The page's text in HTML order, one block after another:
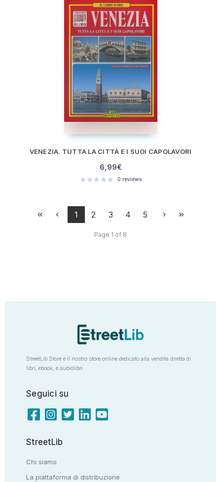
VENEZIA. TUTTA LA CITTÀ E I SUOI CAPOLAVORI
6,99€
0 reviews
1 2 3 4 5
Page 1 of 8
StreetLib Store è il nostro store online dedicato alla vendita diretta di
libri, ebook, e audiolibri
Seguici su
StreetLib
Chi siamo
La piattaforma di distribuzione